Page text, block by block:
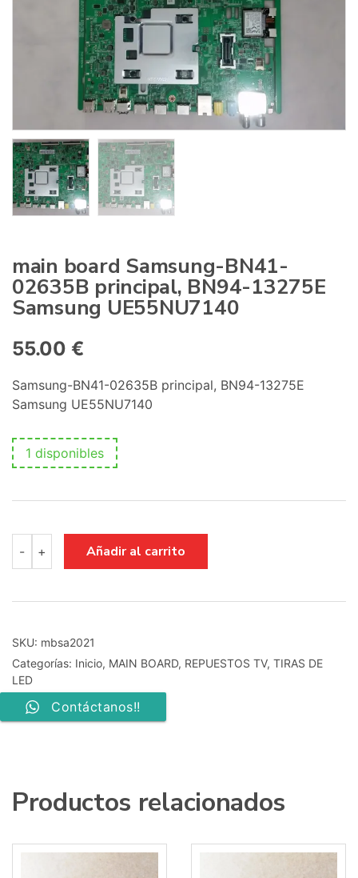
main board Samsung-BN41-
02635B principal, BN94-13275E
Samsung UE55NU7140
55.00 €
Samsung-BN41-02635B principal, BN94-13275E
Samsung UE55NU7140
1 disponibles
-
board
Samsung-
02635B
BN94-
13275E
Samsung
UE55NU7140
cantidad
+ Añadir al carrito
SKU: mbsa2021
Categorías: Inicio, MAIN BOARD, REPUESTOS TV, TIRAS DE
LED
Contáctanos!!
Productos relacionados